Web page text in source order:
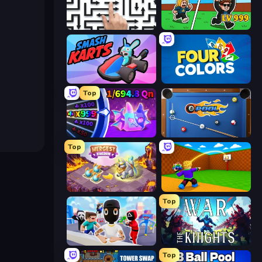
Arrow Escape: Puzzle Brainrot Arena Online
Smash Karts
Top
Meeland.io 8 Ball Pool
Top
Mergest Kingdom Throw a Lucky Block
Top
War the Knights
Top